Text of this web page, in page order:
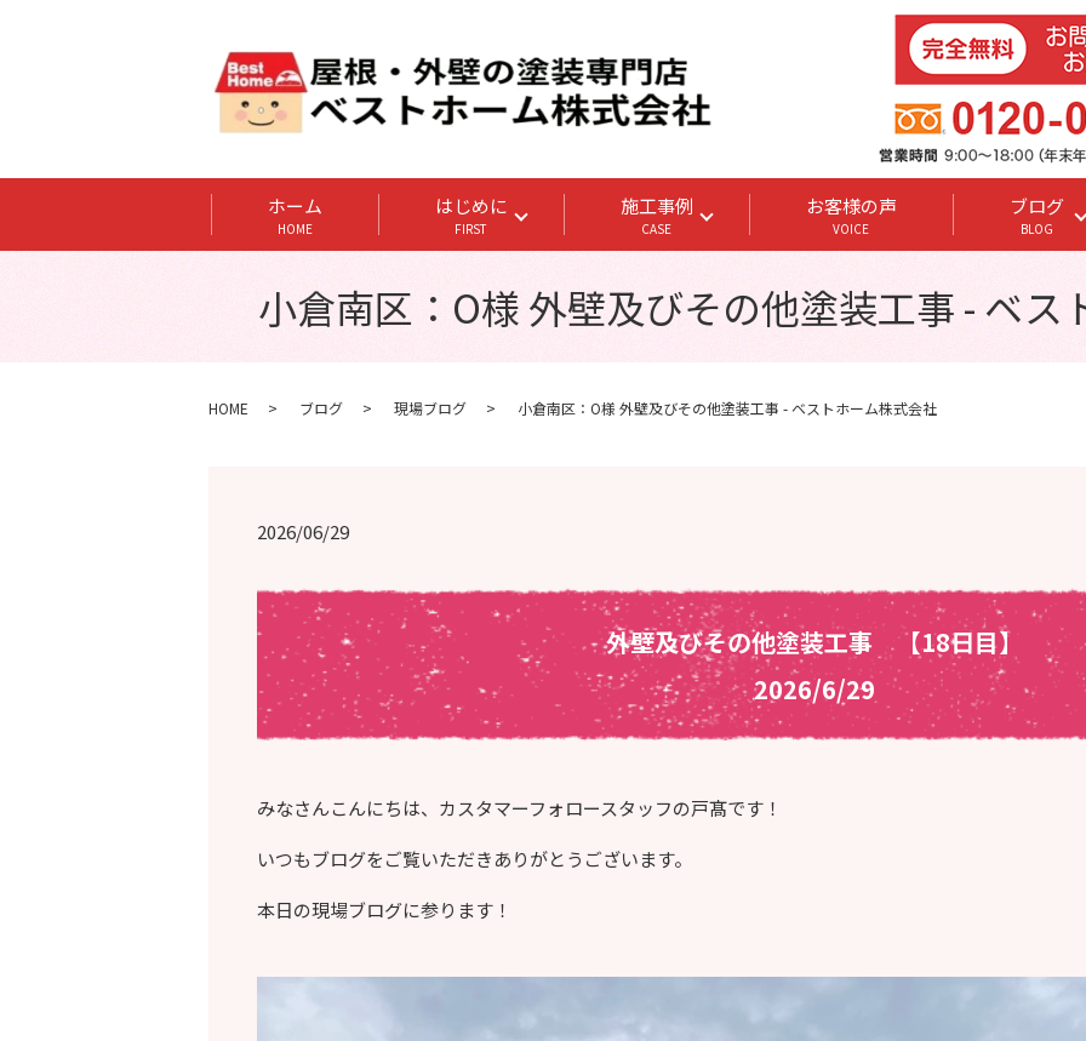
ホーム
HOME
はじめに
FIRST
施工事例
CASE
お客様の声
VOICE
ブログ
BLOG
小倉南区：O様 外壁及びその他塗装工事 - ベス
HOME ブログ 現場ブログ 小倉南区：O様 外壁及びその他塗装工事 - ベストホーム株式会社
2026/06/29
外壁及びその他塗装工事 【18日目】
2026/6/29
みなさんこんにちは、カスタマーフォロースタッフの戸髙です！
いつもブログをご覧いただきありがとうございます。
本日の現場ブログに参ります！